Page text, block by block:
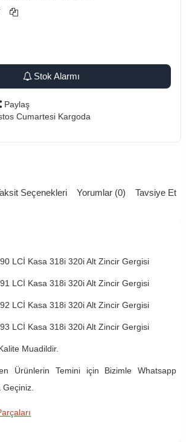
Stok Alarmı
Paylaş
Cumartesi Kargoda
Seçenekleri Yorumlar (0) Tavsiye Et
LCİ Kasa 318i 320i Alt Zincir Gergisi
LCİ Kasa 318i 320i Alt Zincir Gergisi
LCİ Kasa 318i 320i Alt Zincir Gergisi
LCİ Kasa 318i 320i Alt Zincir Gergisi
Muadildir.
Ürünlerin Temini için Bizimle Whatsapp
Geçiniz.